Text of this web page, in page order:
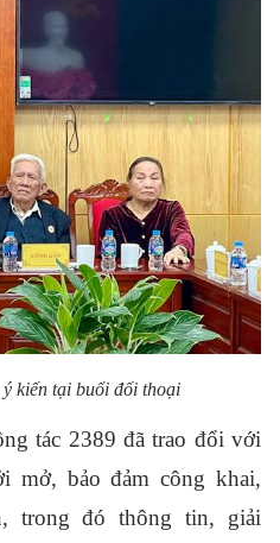
kiến tại buổi đối thoại
tác 2389 đã trao đổi với
mở, bảo đảm công khai,
trong đó thông tin, giải